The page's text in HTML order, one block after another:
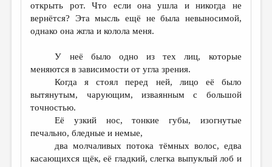
открыть рот. Что если она ушла и никогда не
вернётся? Эта мысль ещё не была невыносимой,
однако она жгла и колола меня.
У неё было одно из тех лиц, которые
меняются в зависимости от угла зрения.
Когда я стоял перед ней, лицо её было
вытянутым, чарующим, изваянным с большой
точностью.
Её узкий нос, тонкие губы, изогнутые
печально, бледные и немые,
два молчаливых потока тёмных волос, едва
касающихся щёк, её гладкий, слегка выпуклый лоб и